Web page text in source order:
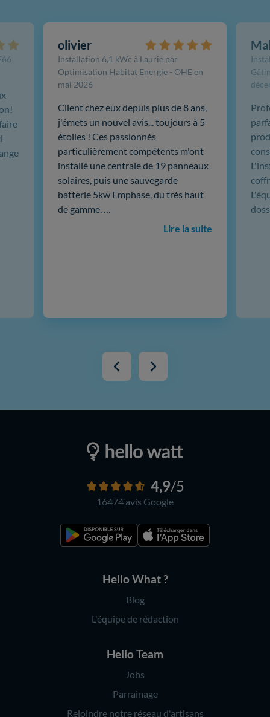
olivier
Installation 6,1 kWc à Laurie par
Optimisation Habitat Energie - OHE en
mai 2026
Client chez eux depuis plus de 8 ans,
j'émets un nouvel avis... toujours à 5
étoiles ! Ces passionnés
particulièrement compétents m'ont
installé une centrale de 19 panneaux
solaires, puis une sauvegarde
batterie 5kw Emphase, du très haut
de gamme. …
Lire la suite
4,9/5
16474 avis Google
Hello What ?
Blog
L'équipe de rédaction
Hello Team
Jobs
Parrainage
Rejoindre notre réseau d'artisans